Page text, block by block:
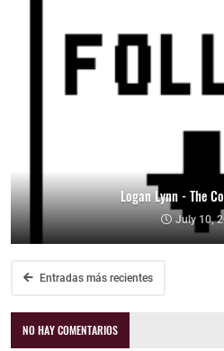
Logan Lynn - The
July 10,
Entradas más recientes
NO HAY COMENTARIOS